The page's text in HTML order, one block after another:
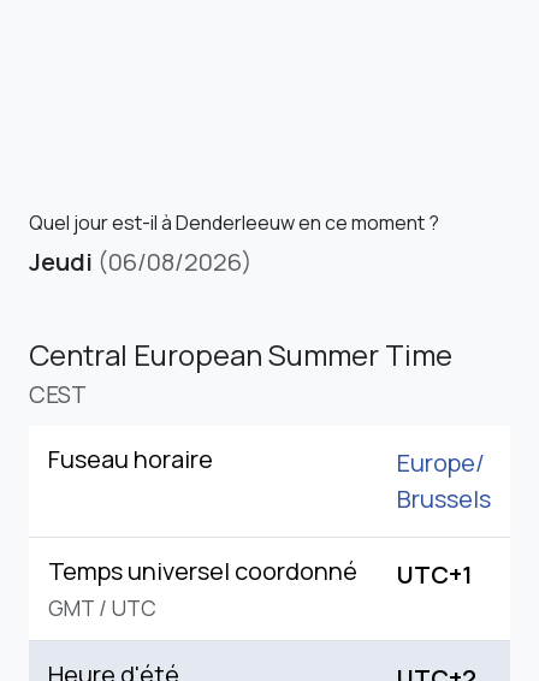
Quel jour est-il à Denderleeuw en ce moment ?
Jeudi (06/08/2026)
Central European Summer Time
CEST
Fuseau horaire
Europe/
Brussels
Temps universel coordonné
GMT / UTC
UTC+1
Heure d'été